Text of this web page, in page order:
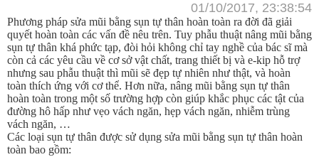
01/10/2017, 23:38:54
Phương pháp sửa mũi bằng sụn tự thân hoàn toàn ra đời đã giải
quyết hoàn toàn các vấn đề nêu trên. Tuy phẫu thuật nâng mũi bằng
sụn tự thân khá phức tạp, đòi hỏi không chỉ tay nghề của bác sĩ mà
còn cả các yêu cầu về cơ sở vật chất, trang thiết bị và e-kip hỗ trợ
nhưng sau phẫu thuật thì mũi sẽ đẹp tự nhiên như thật, và hoàn
toàn thích ứng với cơ thể. Hơn nữa, nâng mũi bằng sụn tự thân
hoàn toàn trong một số trường hợp còn giúp khắc phục các tật của
đường hô hấp như vẹo vách ngăn, hẹp vách ngăn, nhiễm trùng
vách ngăn, …
Các loại sụn tự thân được sử dụng sửa mũi bằng sụn tự thân hoàn
toàn bao gồm: